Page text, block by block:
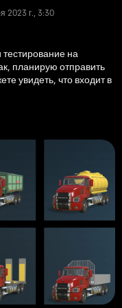
2023 г., 3:30
на
планирую отправить
увидеть, что входит в